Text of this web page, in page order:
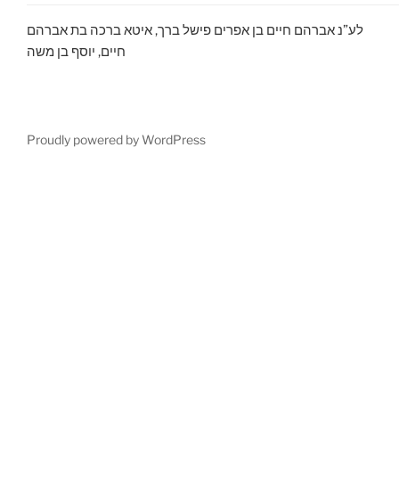
לע”נ אברהם חיים בן אפרים פישל ברך, איטא ברכה בת אברהם
חיים, יוסף בן משה
Proudly powered by WordPress